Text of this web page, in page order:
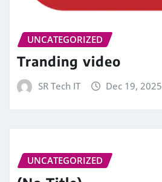
UNCATEGORIZED
Tranding video
SR Tech IT Dec 19, 2025
UNCATEGORIZED